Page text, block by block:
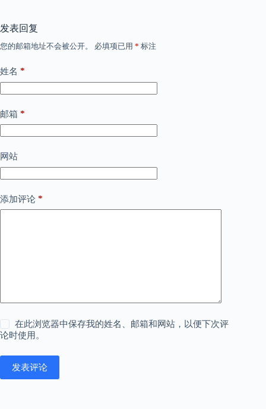
发表回复
您的邮箱地址不会被公开。 必填项已用 * 标注
姓名 *
邮箱 *
网站
添加评论 *
在此浏览器中保存我的姓名、邮箱和网站，以便下次评
论时使用。
发表评论